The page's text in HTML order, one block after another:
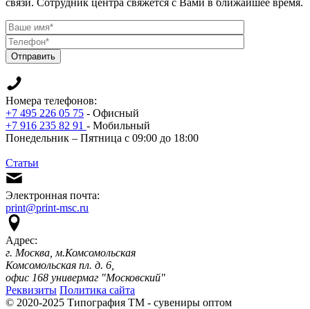
Отправить
Номера телефонов:
+7 495 226 05 75 - Офисный
+7 916 235 82 91 - Мобильный
Понедельник – Пятница с 09:00 до 18:00
Статьи
Электронная почта:
print@print-msc.ru
Адрес:
г. Москва, м.Комсомольская
Комсомольская пл. д. 6,
офис 168 универмаг "Московский"
Реквизиты Политика сайта
© 2020-2025 Типография ТМ - сувениры оптом